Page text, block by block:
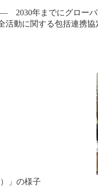
― 2030年までにグロー
動に関する包括連携
」の様子